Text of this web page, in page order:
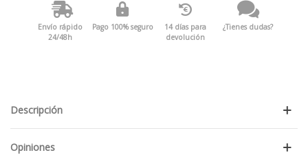
Envío rápido
24/48h
Pago 100% seguro
14 días para
devolución
¿Tienes dudas?
Descripción
Opiniones